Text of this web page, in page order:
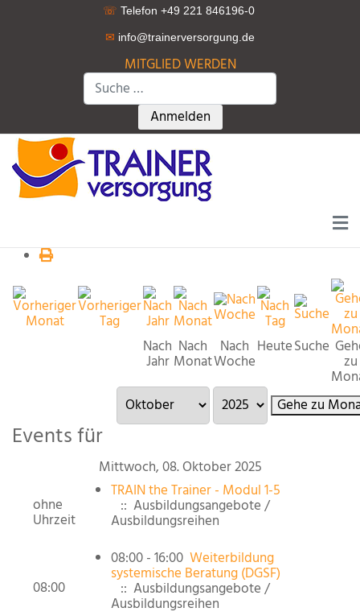
☏ Telefon +49 221 846196-0
✉ info@trainerversorgung.de
MITGLIED WERDEN
Suchen
Type 2 or more characters for
Anmelden
Nach
Jahr
Nach
Monat
Nach
Woche
HeuteSuche
zu
Gehe zu
Events für
Mittwoch, 08. Oktober 2025
ohne
Uhrzeit
TRAIN the Trainer - Modul 1-5
:: Ausbildungsangebote /
Ausbildungsreihen
08:00
08:00 - 16:00 Weiterbildung
systemische Beratung (DGSF)
:: Ausbildungsangebote /
Ausbildungsreihen